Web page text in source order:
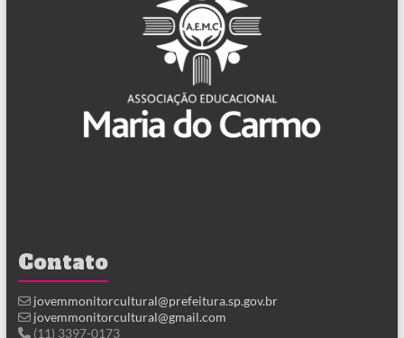
Contato
jovemmonitorcultural@prefeitura.sp.gov.br
jovemmonitorcultural@gmail.com
(11) 3397-0173